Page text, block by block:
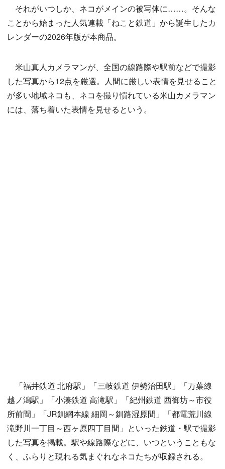
それがいつしか、ネコがメインの被写体に……。そんな
ことから始まった人気連載「ねこと鉄道」から誕生したカ
レンダーの2026年版が本商品。
米山真人カメラマンが、全国の線路際や駅前などで撮影
した写真から12点を厳選。人間に厳しい表情を見せること
が多い地域ネコも、ネコを撮り慣れている米山カメラマン
には、落ち着いた表情を見せるという。
「福井鉄道 北府駅」「三岐鉄道 伊勢治田駅」「万葉線
越ノ潟駅」「小湊鉄道 高滝駅」「紀州鉄道 西御坊～市役
所前間」「JR釧網本線 細岡～釧路湿原間」「都電荒川線
滝野川一丁目～西ヶ原四丁目間」といった鉄道・駅で撮影
した写真を掲載。駅や線路際などに、いつということもな
く、ふらりと現れる気まぐれなネコたちが収録される。